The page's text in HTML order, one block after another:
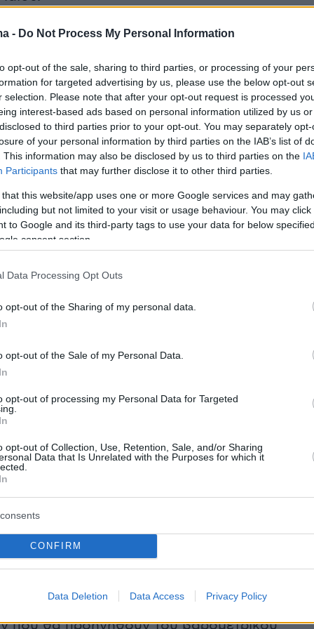
- Do Not Process My Personal Information
opt-out of the sale, sharing to third parties, or processing of your
for targeted advertising by us, please use the below opt-out
selection. Please note that after your opt-out request is processed
interest-based ads based on personal information utilized by us
to third parties prior to your opt-out. You may separately
of your personal information by third parties on the IAB’s list of
This information may also be disclosed by us to third parties on the
Participants that may further disclose it to other third parties.
that this website/app uses one or more Google services and may
but not limited to your visit or usage behaviour. You may
to Google and its third-party tags to use your data for below
consent section.
Data Processing Opt Outs
opt-out of the Sharing of my personal data.
opt-out of the Sale of my Personal Data.
opt-out of processing my Personal Data for Targeted
opt-out of Collection, Use, Retention, Sale, and/or Sharing
Data that Is Unrelated with the Purposes for which it
CONFIRM
Data Deletion Data Access Privacy Policy
ανάρτηση του Θοδωρή Κολυδά:
ΤΟΥ ΧΑΜΗΛΟΥ ΑΠΟ ΤΗΝ ΤΥΝΗΣΙΑ ΚΑΙ Η
ΣΚΗΝΙΚΟ ΤΟΥ ΚΑΙΡΟΥ.
του καιρού αύριο από τα Δυτικά με βροχές που
θα επηρεάσουν μεγάλο μέρος της χώρας και
στα βορειοδυτικά, θα είναι ισχυρές.
πολύ ενισχυμένοι νοτιάδες…
CtCI515ipj
Kolydas (@KolydasT)May 14, 2025
αλλά σημαντικό, επεισόδιο
Αφρικανικής σκόνης
τα προγνωστικά στοιχεία του meteo.gr /
Αθηνών έντονες μεταβολές της
κυκλοφορίας πάνω από τη Μεσόγειο,
να προκαλέσουν πρόσκαιρο, αλλά σημαντικό,
της Πέμπτης 15/05.
των μεταβολών της ατμοσφαιρικής
της Σύρτης προς τη Μαύρη Θάλασσα και
οι άνεμοι νότιων έως νοτιοανατολικών
που θα προηγηθούν του βαρομετρικού